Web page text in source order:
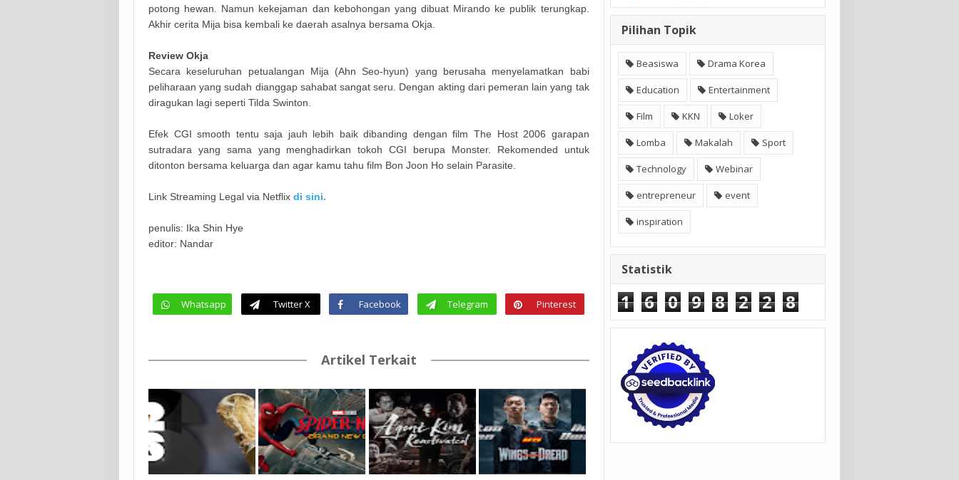
potong hewan. Namun kekejaman dan kebohongan yang dibuat Mirando ke publik terungkap.
Akhir cerita Mija bisa kembali ke daerah asalnya bersama Okja.
Review Okja
Secara keseluruhan petualangan Mija (Ahn Seo-hyun) yang berusaha menyelamatkan babi
peliharaan yang sudah dianggap sahabat sangat seru. Dengan akting dari pemeran lain yang tak
diragukan lagi seperti Tilda Swinton.
Efek CGI smooth tentu saja jauh lebih baik dibanding dengan film The Host 2006 garapan
sutradara yang sama yang menghadirkan tokoh CGI berupa Monster. Rekomended untuk
ditonton bersama keluarga dan agar kamu tahu film Bon Joon Ho selain Parasite.
Link Streaming Legal via Netflix di sini.
penulis: Ika Shin Hye
editor: Nandar
Whatsapp Twitter X Facebook Telegram Pinterest
Artikel Terkait
Pilihan Topik
Beasiswa Drama Korea
Education Entertainment
Film KKN Loker
Lomba Makalah Sport
Technology Webinar
entrepreneur event
inspiration
Statistik
1 6 0 9 8 2 2 8